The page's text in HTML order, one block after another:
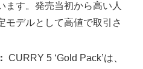
ます。発売当初から高い人
モデルとして高値で取引さ
CURRY 5 ‘Gold Pack’は、